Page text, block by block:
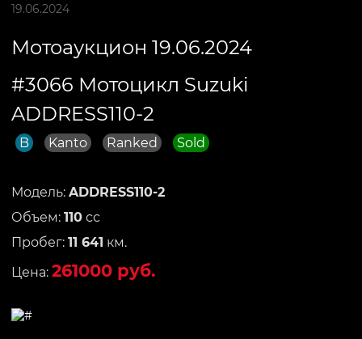
19.06.2024
Мотоаукцион 19.06.2024
#3066 Мотоцикл Suzuki
ADDRESS110-2
B Kanto Ranked Sold
Модель: ADDRESS110-2
Объем: 110 сс
Пробег: 11 641 км.
Цена: 261000 руб.